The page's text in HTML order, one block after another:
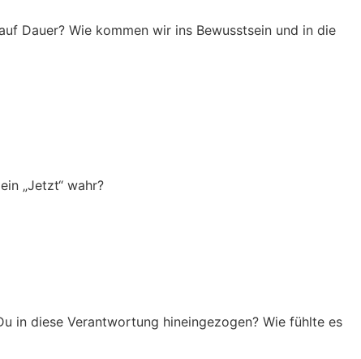
Dauer? Wie kommen wir ins Bewusstsein und in die
„Jetzt“ wahr?
in diese Verantwortung hineingezogen? Wie fühlte es